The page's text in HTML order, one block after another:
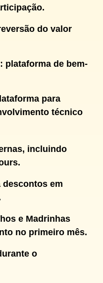
do valor
plataforma de bem-
para
técnico
incluindo
descontos em
e Madrinhas
no primeiro mês.
o